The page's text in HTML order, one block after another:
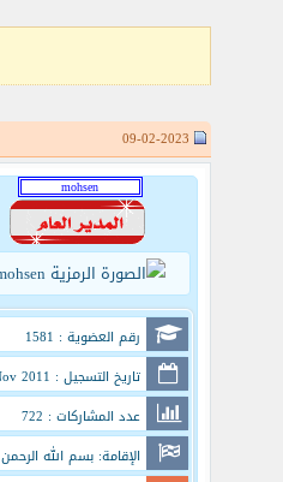
رقم العضوية : 1581
تاريخ التسجيل : Nov 2011
عدد المشاركات : 722
الإقامة: بسم الله الرحمن